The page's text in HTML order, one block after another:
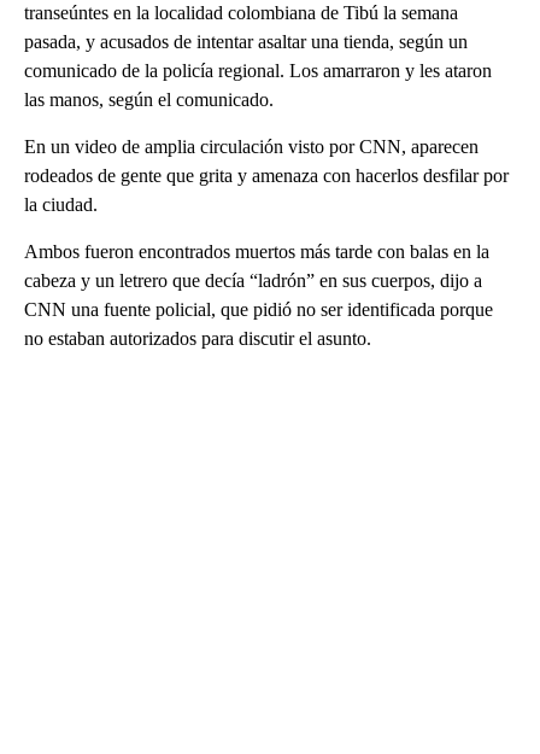
transeúntes en la localidad colombiana de Tibú la semana
pasada, y acusados de intentar asaltar una tienda, según un
comunicado de la policía regional. Los amarraron y les ataron
las manos, según el comunicado.
En un video de amplia circulación visto por CNN, aparecen
rodeados de gente que grita y amenaza con hacerlos desfilar por
la ciudad.
Ambos fueron encontrados muertos más tarde con balas en la
cabeza y un letrero que decía “ladrón” en sus cuerpos, dijo a
CNN una fuente policial, que pidió no ser identificada porque
no estaban autorizados para discutir el asunto.